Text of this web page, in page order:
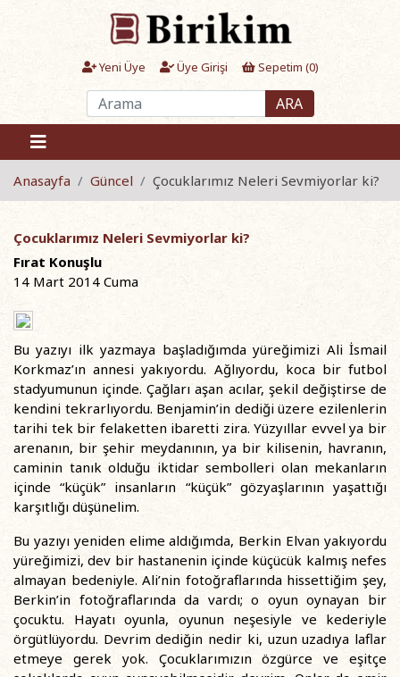
Yeni Üye Üye Girişi Sepetim (0)
ARA
Anasayfa Güncel Çocuklarımız Neleri Sevmiyorlar ki?
Çocuklarımız Neleri Sevmiyorlar ki?
Fırat Konuşlu
14 Mart 2014 Cuma
Bu yazıyı ilk yazmaya başladığımda yüreğimizi Ali İsmail
Korkmaz’ın annesi yakıyordu. Ağlıyordu, koca bir futbol
stadyumunun içinde. Çağları aşan acılar, şekil değiştirse de
kendini tekrarlıyordu. Benjamin’in dediği üzere ezilenlerin
tarihi tek bir felaketten ibaretti zira. Yüzyıllar evvel ya bir
arenanın, bir şehir meydanının, ya bir kilisenin, havranın,
caminin tanık olduğu iktidar sembolleri olan mekanların
içinde “küçük” insanların “küçük” gözyaşlarının yaşattığı
karşıtlığı düşünelim.
Bu yazıyı yeniden elime aldığımda, Berkin Elvan yakıyordu
yüreğimizi, dev bir hastanenin içinde küçücük kalmış nefes
almayan bedeniyle. Ali’nin fotoğraflarında hissettiğim şey,
Berkin’in fotoğraflarında da vardı; o oyun oynayan bir
çocuktu. Hayatı oyunla, oyunun neşesiyle ve kederiyle
örgütlüyordu. Devrim dediğin nedir ki, uzun uzadıya laflar
etmeye gerek yok. Çocuklarımızın özgürce ve eşitçe